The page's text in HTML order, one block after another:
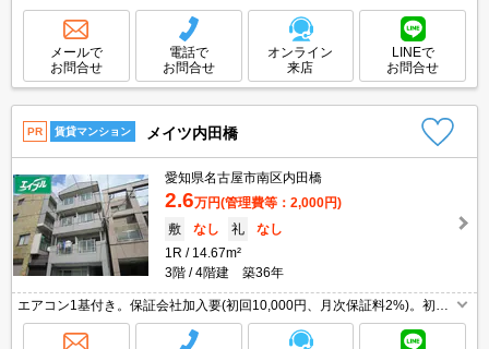
費用・家賃カード払い可。クレジットポイント貯まります。引越指定業者
メールで
お問合せ
電話で
お問合せ
オンライン
来店
LINEで
お問合せ
PR 賃貸マンション メイツ内田橋
愛知県名古屋市南区内田橋
2.6万円(管理費等：2,000円)
敷
なし 礼
なし
1R
14.67m²
3階
4階建 築36年
エアコン1基付き。保証会社加入要(初回10,000円、月次保証料2%)。初期
費用・家賃カード払い可。クレジットポイント貯まります。引越指定業者